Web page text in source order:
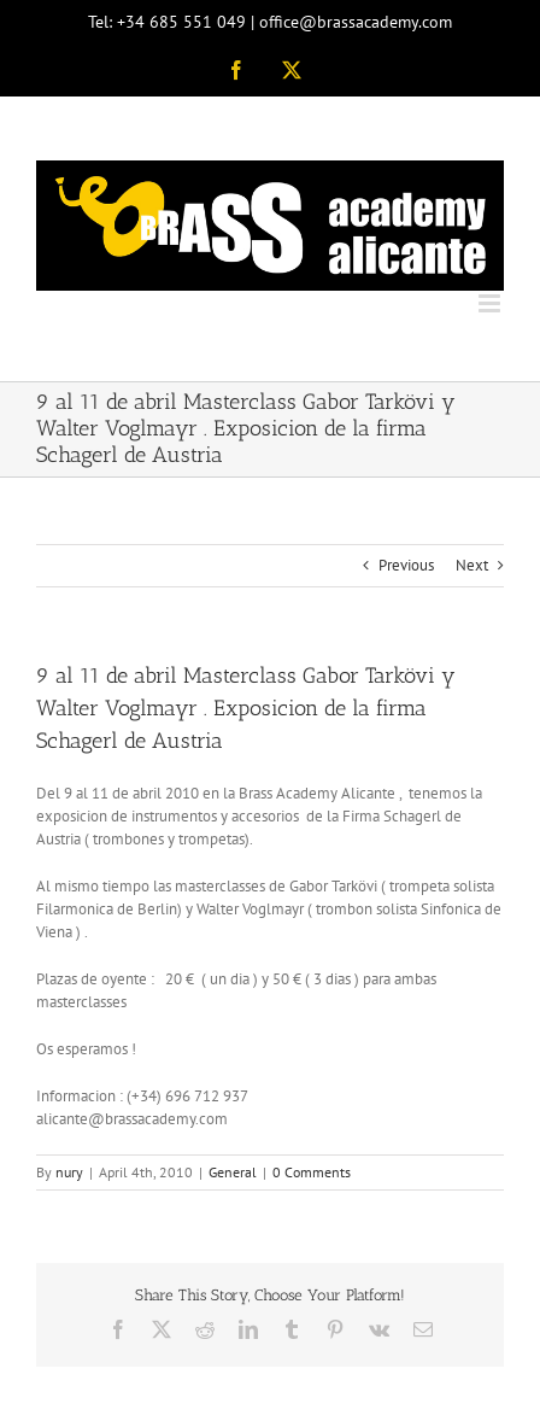
Tel: +34 685 551 049 | office@brassacademy.com
Facebook
9 al 11 de abril Masterclass Gabor Tarkövi y
Walter Voglmayr . Exposicion de la firma
Schagerl de Austria
Previous Next
9 al 11 de abril Masterclass Gabor Tarkövi y
Walter Voglmayr . Exposicion de la firma
Schagerl de Austria
Del 9 al 11 de abril 2010 en la Brass Academy Alicante , tenemos la
exposicion de instrumentos y accesorios de la Firma Schagerl de
Austria ( trombones y trompetas).
Al mismo tiempo las masterclasses de Gabor Tarkövi ( trompeta solista
Filarmonica de Berlin) y Walter Voglmayr ( trombon solista Sinfonica de
Viena ) .
Plazas de oyente : 20 € ( un dia ) y 50 € ( 3 dias ) para ambas
masterclasses
Os esperamos !
Informacion : (+34) 696 712 937
alicante@brassacademy.com
By nury | April 4th, 2010 | General | 0 Comments
Share This Story, Choose Your Platform!
Facebook RedditLinkedInTumblr Pinterest
Vk Email